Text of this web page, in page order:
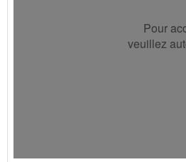
Pour
veuillez